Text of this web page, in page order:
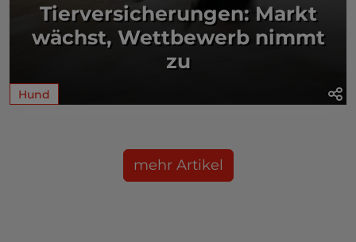
Tierversicherungen: Markt
wächst, Wettbewerb nimmt
zu
Hund
mehr Artikel